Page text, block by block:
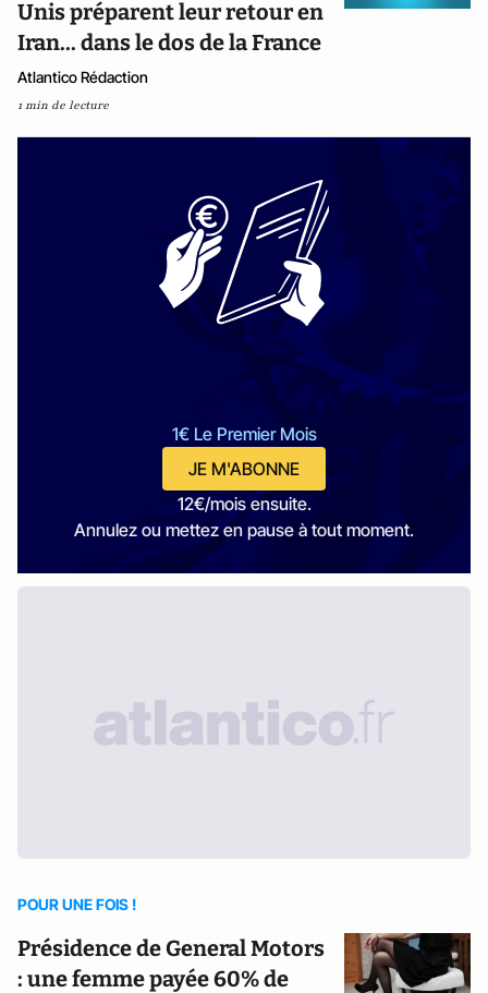
Unis préparent leur retour en
Iran... dans le dos de la France
Atlantico Rédaction
1 min de lecture
1€ Le Premier Mois
JE M'ABONNE
12€/mois ensuite.
Annulez ou mettez en pause à tout moment.
POUR UNE FOIS !
Présidence de General Motors
: une femme payée 60% de